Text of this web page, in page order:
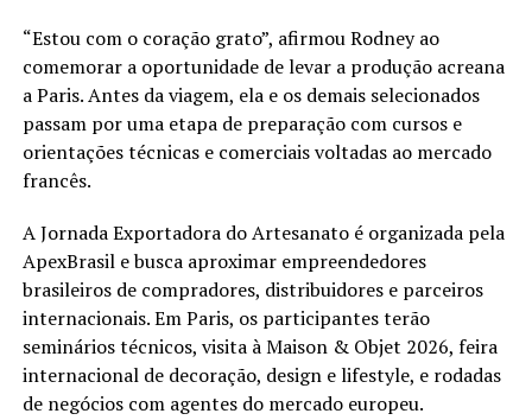
“Estou com o coração grato”, afirmou Rodney ao
comemorar a oportunidade de levar a produção acreana
a Paris. Antes da viagem, ela e os demais selecionados
passam por uma etapa de preparação com cursos e
orientações técnicas e comerciais voltadas ao mercado
francês.
A Jornada Exportadora do Artesanato é organizada pela
ApexBrasil e busca aproximar empreendedores
brasileiros de compradores, distribuidores e parceiros
internacionais. Em Paris, os participantes terão
seminários técnicos, visita à Maison & Objet 2026, feira
internacional de decoração, design e lifestyle, e rodadas
de negócios com agentes do mercado europeu.